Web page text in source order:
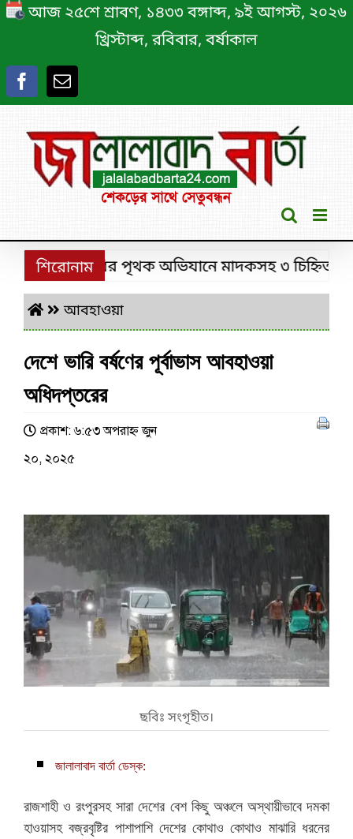
Skip
content
আজ ২৫শে শ্রাবণ, ১৪৩৩ বঙ্গাব্দ, ৯ই আগস্ট, ২০২৬
খ্রিস্টাব্দ, রবিবার, বর্ষাকাল
শিরোনাম
শ্রীমঙ্গলে ডিবির পৃথক অভিযানে মাদকসহ ৩ চিহ্নিত মাদক
আবহাওয়া
দেশে ভারি বর্ষণের পূর্বাভাস আবহাওয়া
অধিদপ্তরের
প্রকাশ: ৬:৫৩ অপরাহ্ণ জুন
২০, ২০২৫
ছবিঃ সংগৃহীত।
জালালাবাদ বার্তা ডেস্ক:
রাজশাহী ও রংপুরসহ সারা দেশের বেশ কিছু অঞ্চলে অস্থায়ীভাবে দমকা
হাওয়াসহ বজ্রবৃষ্টির পাশাপাশি দেশের কোথাও কোথাও মাঝারি ধরনের